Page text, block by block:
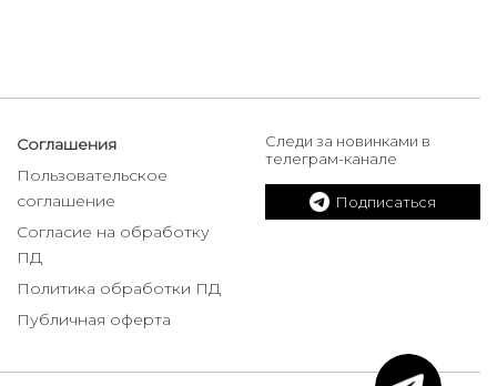
Соглашения
Пользовательское
соглашение
Согласие на обработку
ПД
Политика обработки ПД
Публичная оферта
Следи за новинками в
телеграм-канале
Подписаться